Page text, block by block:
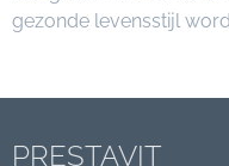
gezonde levensstijl
PRESTAVIT